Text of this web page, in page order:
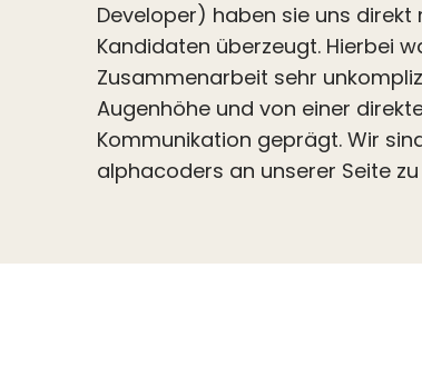
Developer) haben sie uns
Kandidaten überzeugt. Hierbei
Zusammenarbeit sehr
Augenhöhe und von einer
Kommunikation geprägt. Wir
alphacoders an unserer Seite